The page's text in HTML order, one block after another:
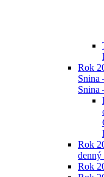
Rok
Snina
Snina
Rok
denný
Rok